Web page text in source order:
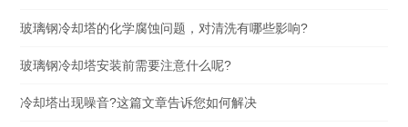
玻璃钢冷却塔的化学腐蚀问题，对清洗有哪些影响?
玻璃钢冷却塔安装前需要注意什么呢?
冷却塔出现噪音?这篇文章告诉您如何解决